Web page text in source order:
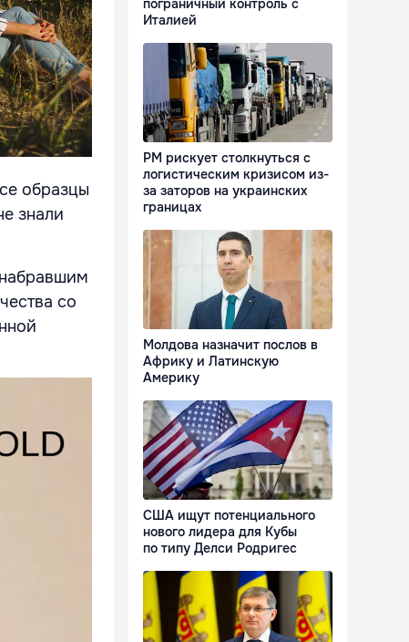
образцы
знали
со
пограничный контроль с
Италией
РМ рискует столкнуться с
логистическим кризисом из-
за заторов на украинских
границах
Молдова назначит послов в
Африку и Латинскую
Америку
США ищут потенциального
нового лидера для Кубы
по типу Делси Родригес